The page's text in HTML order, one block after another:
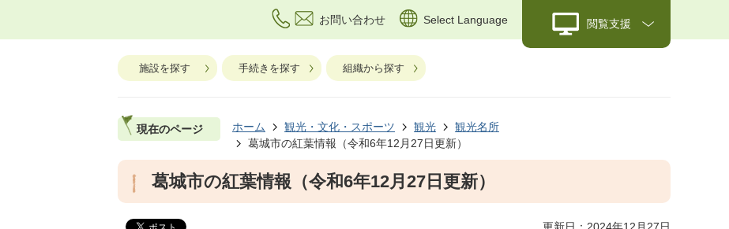
お問い合わせ Select Language 閲覧支援
施設を探す 手続きを探す 組織から探す
現在のページ ホーム 観光・文化・スポーツ 観光
観光名所
葛城市の紅葉情報（令和6年12月27日更新）
葛城市の紅葉情報（令和6年12月27日更新）